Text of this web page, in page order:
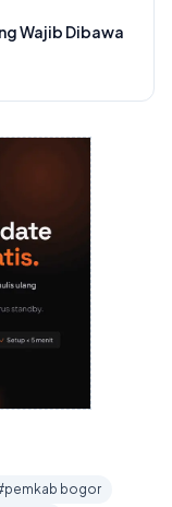
Wajib Dibawa
bogor